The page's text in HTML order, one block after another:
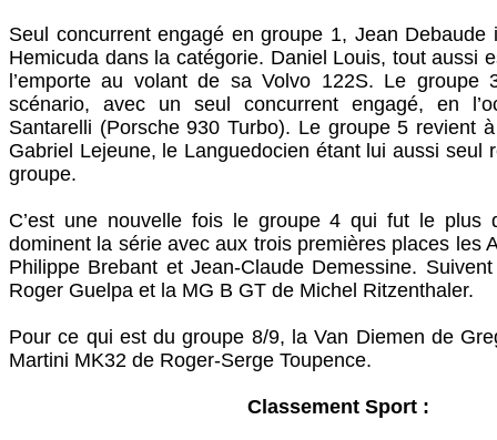
Seul concurrent engagé en groupe 1, Jean Debaude
Hemicuda dans la catégorie. Daniel Louis, tout aussi
l’emporte au volant de sa Volvo 122S. Le groupe
scénario, avec un seul concurrent engagé, en
Santarelli (Porsche 930 Turbo). Le groupe 5 revient
Gabriel Lejeune, le Languedocien étant lui aussi seul
groupe.
C’est une nouvelle fois le groupe 4 qui fut le plus
dominent la série avec aux trois premières places les
Philippe Brebant et Jean-Claude Demessine.
Roger Guelpa et la MG B GT de Michel Ritzenthaler.
Pour ce qui est du groupe 8/9, la Van Diemen de
Martini MK32 de Roger-Serge Toupence.
Classement Sport :